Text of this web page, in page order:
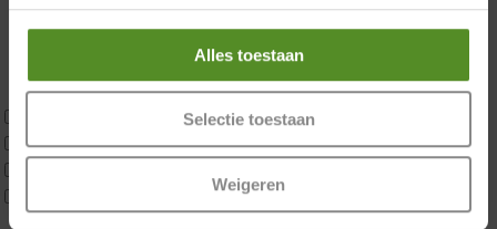
Alles toestaan
Selectie toestaan
Weigeren
Materiaal
Traagschuim
Tweepersoons 1 kern
Tweepersoons 1 kern product
Webshop Only Collectie